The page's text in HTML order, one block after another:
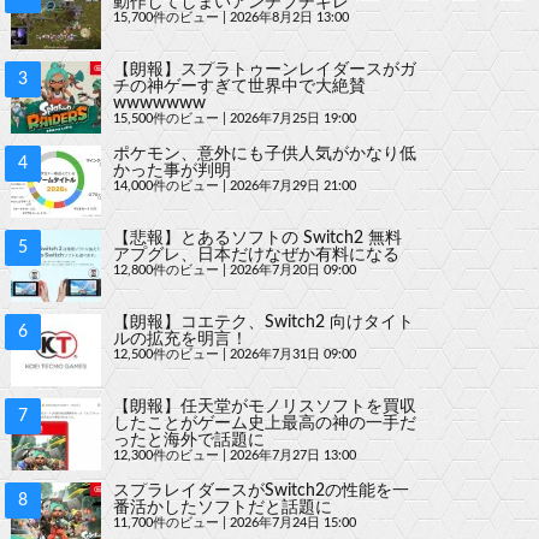
15,700件のビュー 2026年8月2日 13:00
【朗報】スプラトゥーンレイダースがガ
チの神ゲーすぎて世界中で大絶賛
wwwwwww
15,500件のビュー 2026年7月25日 19:00
ポケモン、意外にも子供人気がかなり低
かった事が判明
14,000件のビュー 2026年7月29日 21:00
【悲報】とあるソフトの Switch2 無料
アプグレ、日本だけなぜか有料になる
12,800件のビュー |2026年7月20日 09:00
【朗報】コエテク、Switch2 向けタイト
ルの拡充を明言！
12,500件のビュー 2026年7月31日 09:00
【朗報】任天堂がモノリスソフトを買収
したことがゲーム史上最高の神の一手だ
ったと海外で話題に
12,300件のビュー 2026年7月27日 13:00
スプラレイダースがSwitch2の性能を一
番活かしたソフトだと話題に
11,700件のビュー |2026年7月24日 15:00